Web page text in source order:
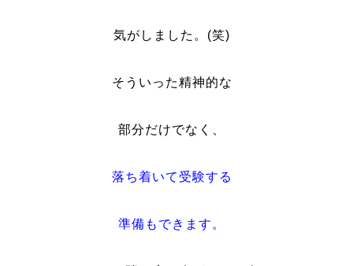
気がしました。(笑)
そういった精神的な
部分だけでなく、
落ち着いて受験する
準備もできます。